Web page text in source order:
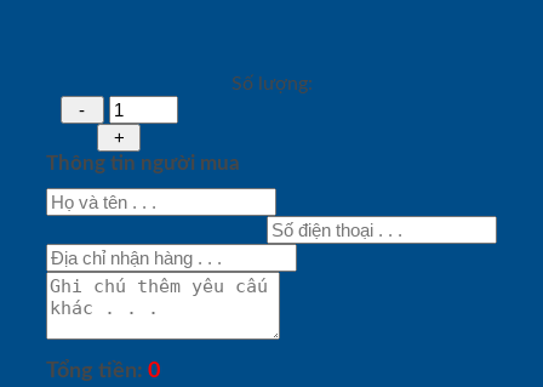
Số lượng:
Thông tin người mua
Tổng tiền: 0